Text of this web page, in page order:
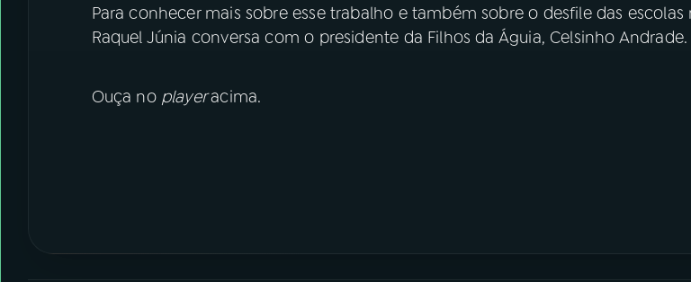
Para conhecer mais sobre esse trabalho e também sobre o desfile das escolas
Raquel Júnia conversa com o presidente da Filhos da Águia, Celsinho Andrade.
Ouça no playeracima.